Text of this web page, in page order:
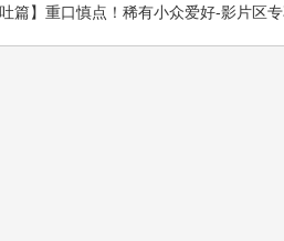
篇】重口慎点！稀有小众爱好-影片区